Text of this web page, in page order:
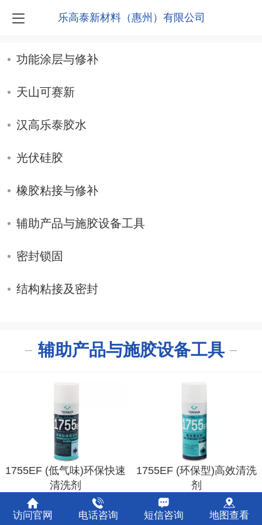
乐高泰新材料（惠州）有限公司
功能涂层与修补
天山可赛新
汉高乐泰胶水
光伏硅胶
橡胶粘接与修补
辅助产品与施胶设备工具
密封锁固
结构粘接及密封
辅助产品与施胶设备工具
1755EF (低气味)环保快速
清洗剂
1755EF (环保型)高效清洗
剂
访问官网 电话咨询 短信咨询 地图查看